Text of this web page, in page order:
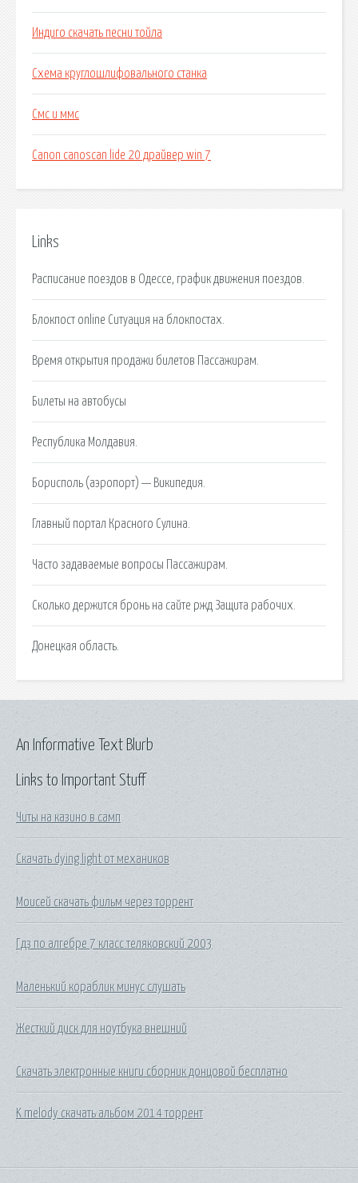
Индиго скачать песни тойла
Схема круглошлифовального станка
Смс и ммс
Canon canoscan lide 20 драйвер win 7
Links
Расписание поездов в Одессе, график движения поездов.
Блокпост online Ситуация на блокпостах.
Время открытия продажи билетов Пассажирам.
Билеты на автобусы
Республика Молдавия.
Борисполь (аэропорт) — Википедия.
Главный портал Красного Сулина.
Часто задаваемые вопросы Пассажирам.
Сколько держится бронь на сайте ржд Защита рабочих.
Донецкая область.
Links to Important Stuff
Читы на казино в самп
Скачать dying light от механиков
Моисей скачать фильм через торрент
Гдз по алгебре 7 класс теляковский 2003
Маленький кораблик минус слушать
Жесткий диск для ноутбука внешний
Скачать электронные книги сборник донцовой бесплатно
K melody скачать альбом 2014 торрент
An Informative Text Blurb